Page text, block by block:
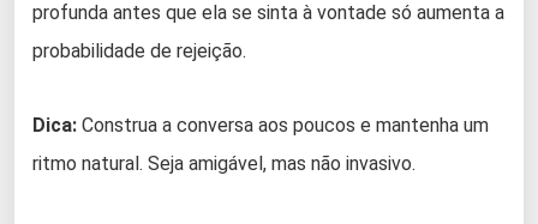
profunda antes que ela se sinta à vontade só aumenta a
probabilidade de rejeição.
Dica: Construa a conversa aos poucos e mantenha um
ritmo natural. Seja amigável, mas não invasivo.